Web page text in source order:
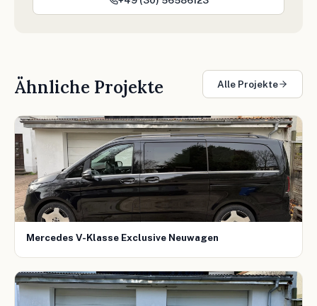
Ähnliche Projekte Alle Projekte
Mercedes V-Klasse Exclusive Neuwagen